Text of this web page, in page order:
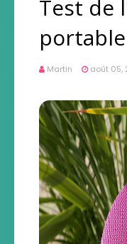
Test de
Martin août 05,